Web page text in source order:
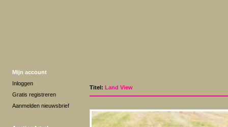
Mijn account
Inloggen
Gratis registreren
Aanmelden nieuwsbrief
Titel: Land View